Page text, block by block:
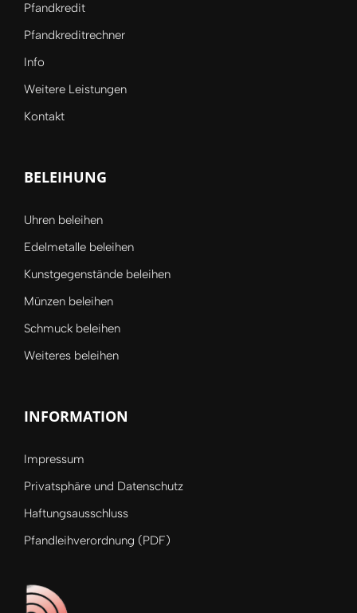
Pfandkredit
Pfandkreditrechner
Info
Weitere Leistungen
Kontakt
BELEIHUNG
Uhren beleihen
Edelmetalle beleihen
Kunstgegenstände beleihen
Münzen beleihen
Schmuck beleihen
Weiteres beleihen
INFORMATION
Impressum
Privatsphäre und Datenschutz
Haftungsausschluss
Pfandleihverordnung (PDF)